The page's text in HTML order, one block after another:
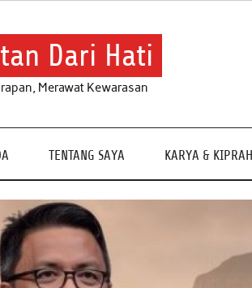
Dari Hati
Merawat Kewarasan
TENTANG SAYA KARYA & KIPRAH